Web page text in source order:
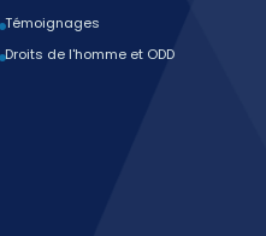
Témoignages
Droits de l'homme et ODD